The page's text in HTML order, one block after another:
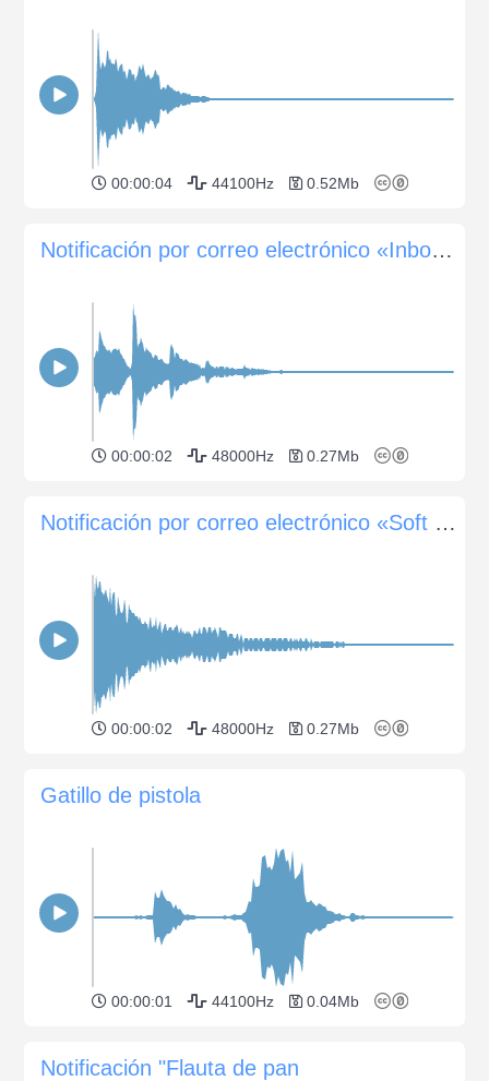
00:00:04 44100Hz 0.52Mb
Notificación por correo electrónico «Inbox Whisper»
00:00:02 48000Hz 0.27Mb
Notificación por correo electrónico «Soft Pulse»
00:00:02 48000Hz 0.27Mb
Gatillo de pistola
00:00:01 44100Hz 0.04Mb
Notificación "Flauta de pan